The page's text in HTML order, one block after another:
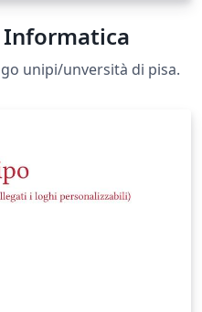
unipi/unversità di pisa.